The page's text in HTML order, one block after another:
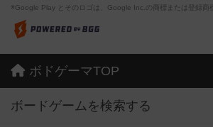
※Google Play とそのロゴは、Google Inc.の商標または登録商
ボドゲーマTOP
ボードゲームを検索する